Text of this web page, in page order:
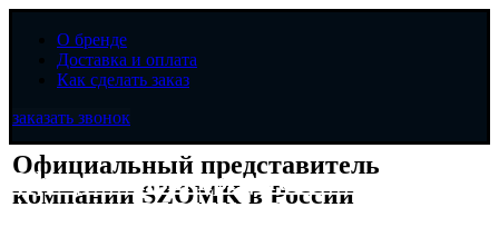
О бренде
Доставка и оплата
Как сделать заказ
заказать звонок
Официальный представитель
компании SZOMK в России
Официальный представитель
компании SZOMK в России